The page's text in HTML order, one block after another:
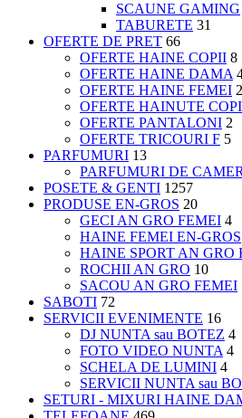
SCAUNE GAMING
TABURETE 31
OFERTE DE PRET 66
OFERTE HAINE COPII 8
OFERTE HAINE DAMA
OFERTE HAINE FEMEI
OFERTE HAINUTE
OFERTE PANTALONI 2
OFERTE TRICOURI F 5
PARFUMURI 13
PARFUMURI DE
POSETE & GENTI 1257
PRODUSE EN-GROS 20
GECI AN GRO FEMEI 4
HAINE FEMEI EN-GROS
HAINE SPORT AN GRO
ROCHII AN GRO 10
SACOU AN GRO FEMEI
SABOTI 72
SERVICII EVENIMENTE 16
DJ NUNTA sau BOTEZ 4
FOTO VIDEO NUNTA 4
SCHELA DE LUMINI 4
SERVICII NUNTA sau
SETURI - MIXURI HAINE